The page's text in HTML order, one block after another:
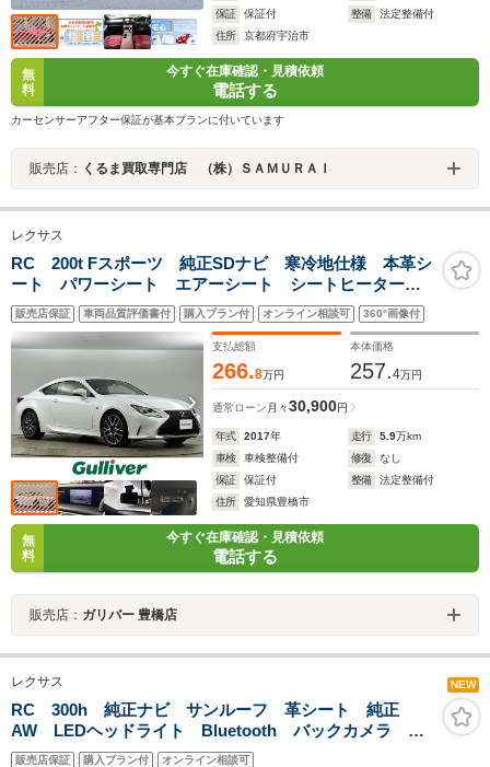
保証
保証付 整備
法定整備付
住所
京都府宇治市
無
料
今すぐ在庫確認・見積依頼
電話する
カーセンサーアフター保証が基本プランに付いています
販売店： くるま買取専門店 （株）ＳＡＭＵＲＡＩ
レクサス
RC 200t Fスポーツ 純正SDナビ 寒冷地仕様 本革シ
ート パワーシート エアーシート シートヒーター
ステアリングヒーター レーダークルーズコントロー
ル レーンキープアシスト 前後コーナーセンサー オ
ートハイビームLED
販売店保証 車両品質評価書付 購入プラン付 オンライン相談可 360°画像付
支払総額
266.8万円
本体価格
257.4万円
通常ローン 月々30,900円
年式 2017年 走行 5.9万km
車検
車検整備付 修復
なし
保証
保証付 整備
法定整備付
住所
愛知県豊橋市
無
料
今すぐ在庫確認・見積依頼
電話する
販売店： ガリバー 豊橋店
レクサス NEW
RC 300h 純正ナビ サンルーフ 革シート 純正
AW LEDヘッドライト Bluetooth バックカメラ シ
ートヒーター フルセグ ブラインドスポットモニター
販売店保証 購入プラン付 オンライン相談可